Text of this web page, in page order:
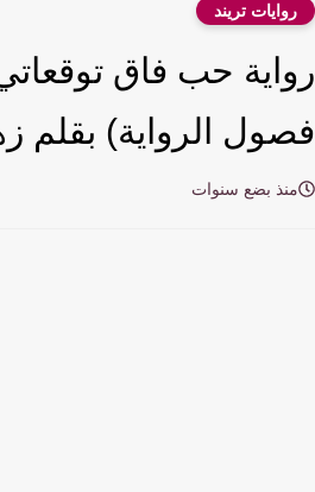
تريند
حب فاق توقعاتي
الرواية) بقلم
بضع سنوات